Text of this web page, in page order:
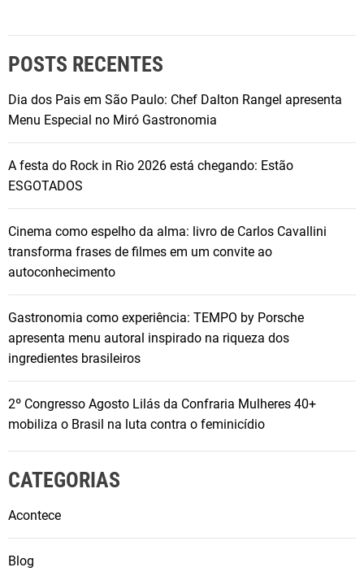
POSTS RECENTES
Dia dos Pais em São Paulo: Chef Dalton Rangel apresenta
Menu Especial no Miró Gastronomia
A festa do Rock in Rio 2026 está chegando: Estão
ESGOTADOS
Cinema como espelho da alma: livro de Carlos Cavallini
transforma frases de filmes em um convite ao
autoconhecimento
Gastronomia como experiência: TEMPO by Porsche
apresenta menu autoral inspirado na riqueza dos
ingredientes brasileiros
2º Congresso Agosto Lilás da Confraria Mulheres 40+
mobiliza o Brasil na luta contra o feminicídio
CATEGORIAS
Acontece
Blog